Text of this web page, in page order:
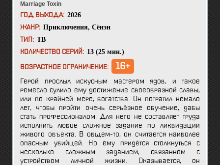
Marriage Toxin
ГОД ВЫХОДА: 2026
ЖАНР: Приключения, Сёнэн
ТИП: ТВ
КОЛИЧЕСТВО СЕРИЙ: 13 (25 мин.)
ВОЗРАСТНОЕ ОГРАНИЧЕНИЕ: 16+
Герой прослыл искусным мастером ядов, и такое
ремесло сулило ему достижение своеобразной славы,
или по крайней мере, богатства. Он потратил немало
лет, чтобы пройти очень серьёзное обучение, дабы
стать профессионалом. Для него не составляет труда
исполнить любое сложное задание по ликвидации
живого объекта. В общем-то, он считается наиболее
опасным убийцей. Но ему придётся столкнуться с
несколько сложным заданием, связанном с
устройством личной жизни. Оказывается, он